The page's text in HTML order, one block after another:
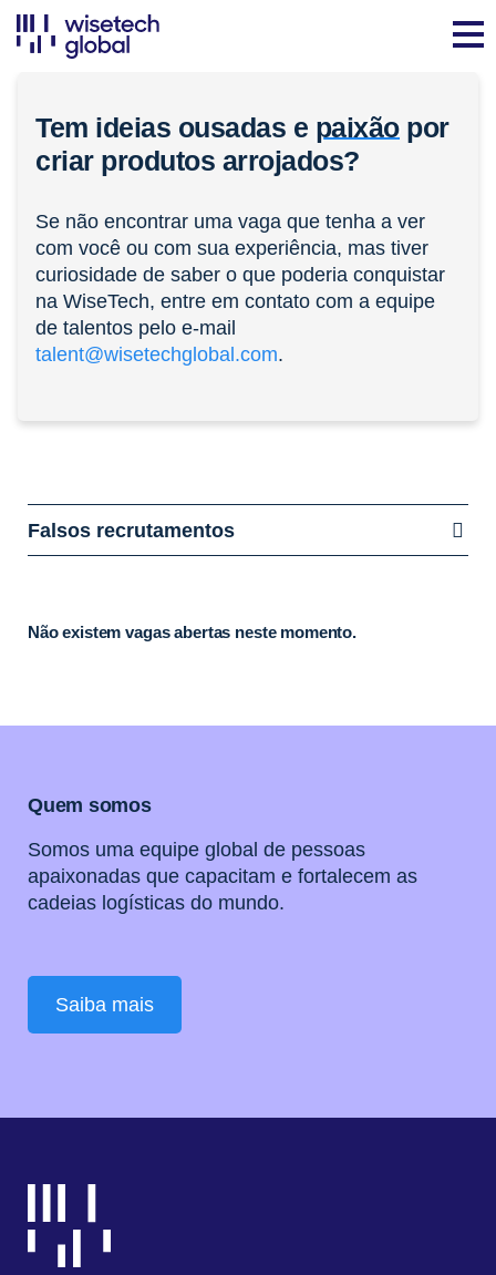
Tem ideias ousadas e paixãopor
criar produtos arrojados?
Se não encontrar uma vaga que tenha a ver
com você ou com sua experiência, mas tiver
curiosidade de saber o que poderia conquistar
na WiseTech, entre em contato com a equipe
de talentos pelo e-mail
talent@wisetechglobal.com.
Falsos recrutamentos
Não existem vagas abertas neste momento.
Quem somos
Somos uma equipe global de pessoas
apaixonadas que capacitam e fortalecem as
cadeias logísticas do mundo.
Saiba mais